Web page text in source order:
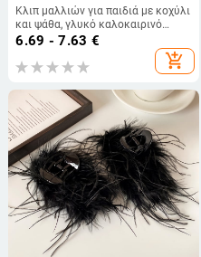
Κλιπ μαλλιών για παιδιά με κοχύλι
και ψάθα, γλυκό καλοκαιρινό
αξεσουάρ παραλίας με
διακοσμητικό θαλάσσιου αστεριού
6.69 - 7.63 €
add_shopping_cart